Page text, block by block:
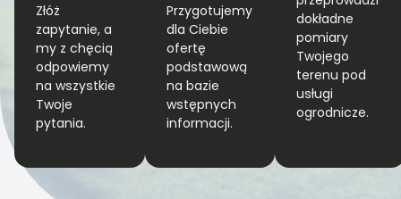
Złóż
zapytanie, a
my z chęcią
odpowiemy
na wszystkie
Twoje
pytania.
Przygotujemy
dla Ciebie
ofertę
podstawową
na bazie
wstępnych
informacji.
dokładne
pomiary
Twojego
terenu pod
usługi
ogrodnicze.